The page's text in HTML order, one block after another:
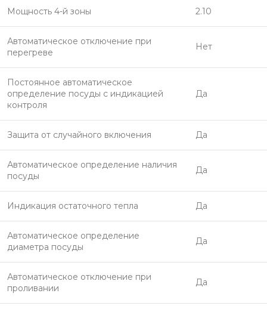
Мощность 4-й зоны 2.10
Автоматическое отключение при
перегреве
Нет
Постоянное автоматическое
определение посуды с индикацией
контроля
Да
Защита от случайного включения Да
Автоматическое определение наличия
посуды
Да
Индикация остаточного тепла Да
Автоматическое определение
диаметра посуды
Да
Автоматическое отключение при
проливании
Да